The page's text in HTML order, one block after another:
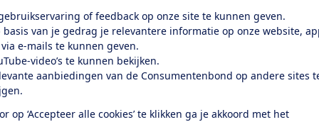
of feedback op onze site te kunnen geven.
basis van je gedrag je relevantere informatie op onze website,
e-mails te kunnen geven.
video’s te kunnen bekijken.
aanbiedingen van de Consumentenbond op andere sites
op ‘Accepteer alle cookies’ te klikken ga je akkoord met het
dit product
door de Consumentenbond